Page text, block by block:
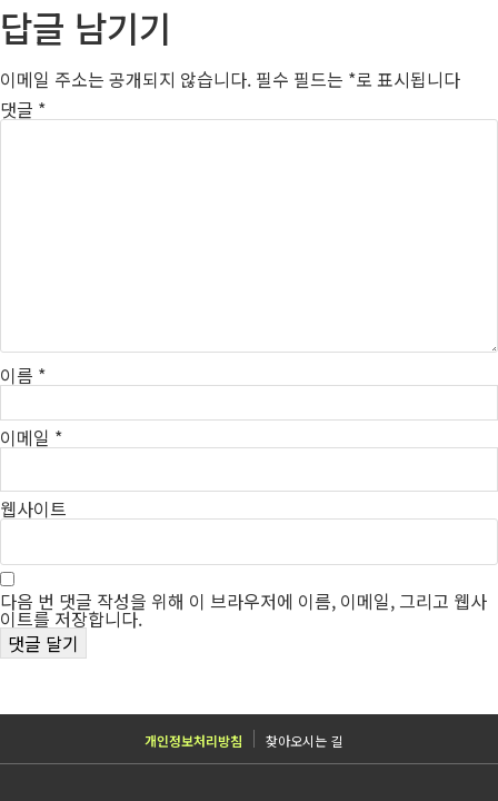
답글 남기기
이메일 주소는 공개되지 않습니다. 필수 필드는 *로 표시됩니다
댓글 *
이름 *
이메일 *
웹사이트
다음 번 댓글 작성을 위해 이 브라우저에 이름, 이메일, 그리고 웹사
이트를 저장합니다.
개인정보처리방침 찾아오시는 길